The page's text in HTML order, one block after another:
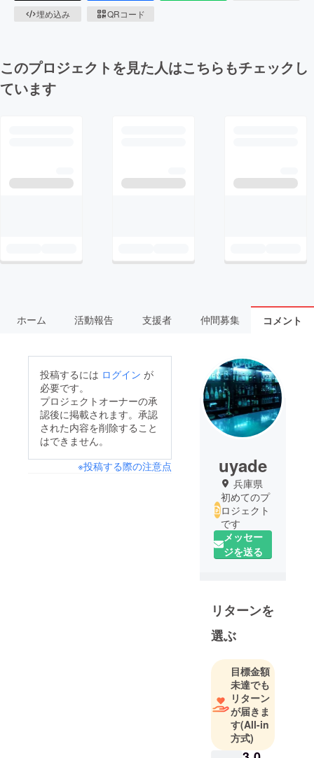
埋め込み
QRコード
このプロジェクトを見た人はこちらもチェックし
ています
ホーム 活動報告 支援者 仲間募集 コメント
投稿するには ログイン が
必要です。
プロジェクトオーナーの承
認後に掲載されます。承認
された内容を削除すること
はできません。
※投稿する際の注意点
uyade
兵庫県
初めてのプ
ロジェクト
です
メッセー
ジを送る
リターンを
選ぶ
目標金額
未達でも
リターン
が届きま
す(All-in
方式)